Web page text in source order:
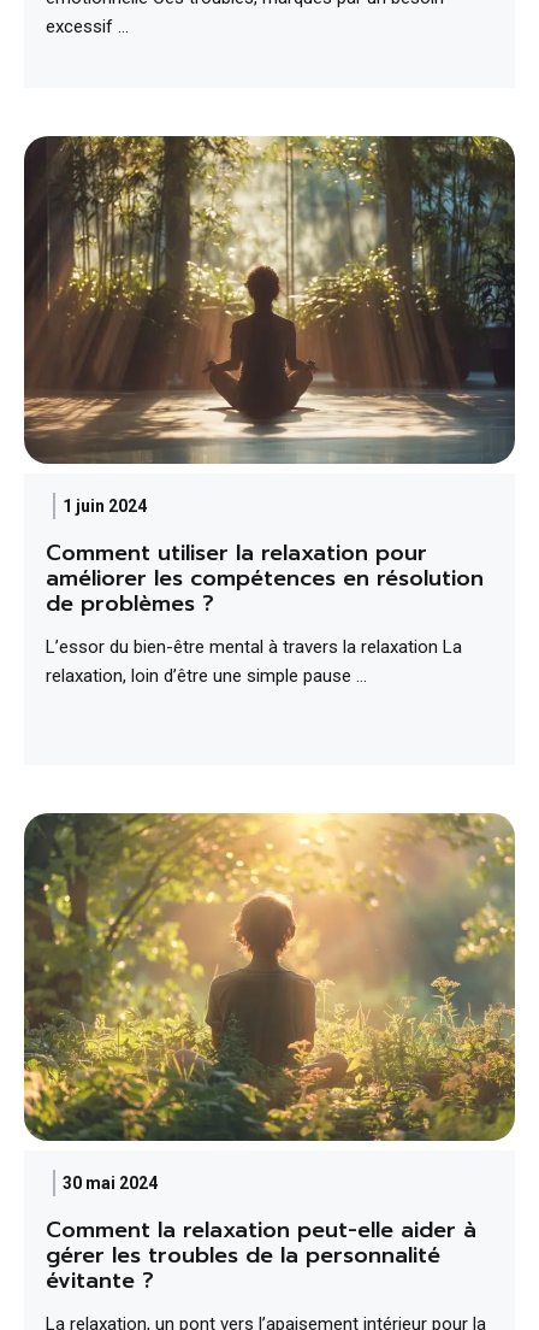
excessif …
1 juin 2024
Comment utiliser la relaxation pour
améliorer les compétences en résolution
de problèmes ?
L’essor du bien-être mental à travers la relaxation La
relaxation, loin d’être une simple pause …
30 mai 2024
Comment la relaxation peut-elle aider à
gérer les troubles de la personnalité
évitante ?
La relaxation, un pont vers l’apaisement intérieur pour la